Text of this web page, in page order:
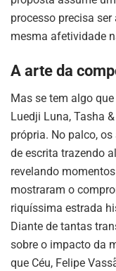
processo precisa
mesma afetividade
A arte da
Mas se tem algo
Luedji Luna, Tasha
própria. No palco,
de escrita trazendo
revelando
mostraram o
riquíssima estrada
Diante de tantas
sobre o impacto da
que Céu, Felipe